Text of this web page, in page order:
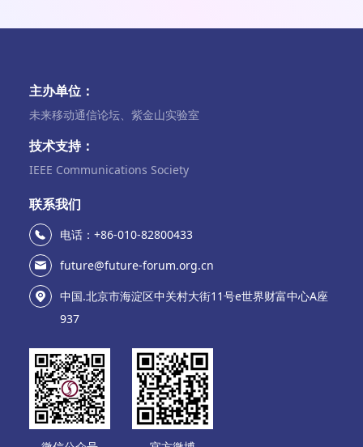
主办单位：
未来移动通信论坛、紫金山实验室
技术支持：
IEEE Communications Society
联系我们
电话：+86-010-82800433
future@future-forum.org.cn
中国.北京市海淀区中关村大街11号e世界财富中心A座
937